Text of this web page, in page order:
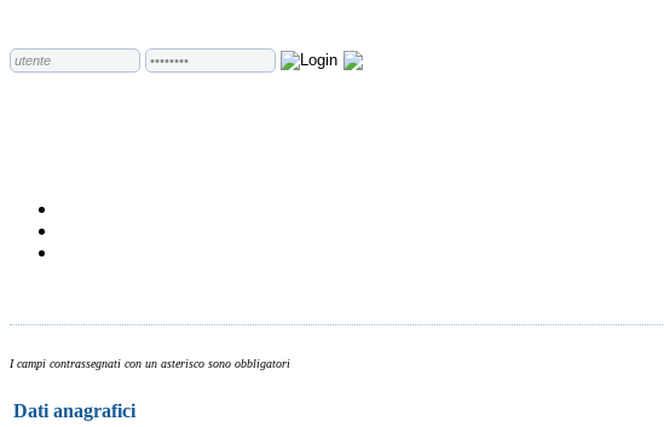
I campi contrassegnati con un asterisco sono obbligatori
Dati anagrafici